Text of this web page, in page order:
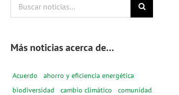
noticias...
Más noticias acerca de…
Acuerdo
ahorro y eficiencia energética
biodiversidad
cambio climático
comunidad